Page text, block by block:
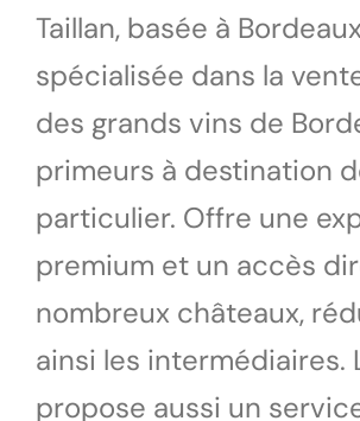
Taillan, basée à
spécialisée dans la
des grands vins de
primeurs à destination
particulier. Offre une
premium et un accès
nombreux châteaux,
ainsi les intermédiaires.
propose aussi un